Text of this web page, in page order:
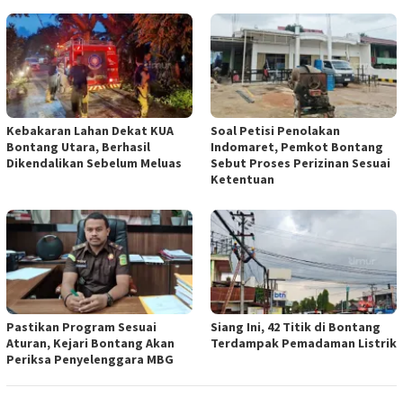
Kebakaran Lahan Dekat KUA
Bontang Utara, Berhasil
Dikendalikan Sebelum Meluas
Soal Petisi Penolakan
Indomaret, Pemkot Bontang
Sebut Proses Perizinan Sesuai
Ketentuan
Pastikan Program Sesuai
Aturan, Kejari Bontang Akan
Periksa Penyelenggara MBG
Siang Ini, 42 Titik di Bontang
Terdampak Pemadaman Listrik